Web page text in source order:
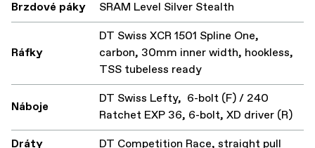
Brzdové páky
SRAM Level Silver Stealth
Ráfky
DT Swiss XCR 1501 Spline One,
carbon, 30mm inner width, hookless,
TSS tubeless ready
Náboje
DT Swiss Lefty, 6-bolt (F) / 240
Ratchet EXP 36, 6-bolt, XD driver (R)
Dráty
DT Competition Race, straight pull